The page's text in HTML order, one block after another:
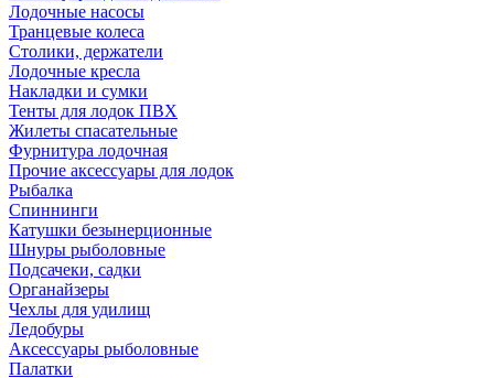
Лодочные насосы
Транцевые колеса
Столики, держатели
Лодочные кресла
Накладки и сумки
Тенты для лодок ПВХ
Жилеты спасательные
Фурнитура лодочная
Прочие аксессуары для лодок
Рыбалка
Спиннинги
Катушки безынерционные
Шнуры рыболовные
Подсачеки, садки
Органайзеры
Чехлы для удилищ
Ледобуры
Аксессуары рыболовные
Палатки